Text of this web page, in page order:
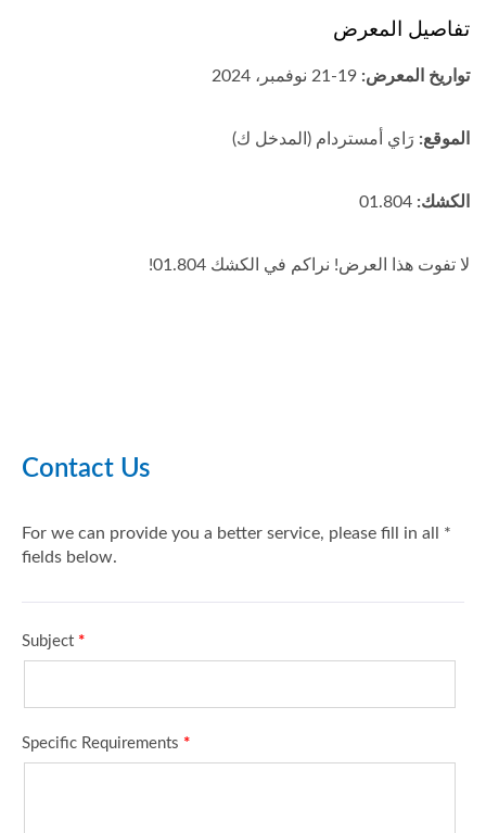
تفاصيل المعرض
تواريخ المعرض: 19-21 نوفمبر، 2024
الموقع: رَاي أمستردام (المدخل ك)
الكشك: 01.804
لا تفوت هذا العرض! نراكم في الكشك 01.804!